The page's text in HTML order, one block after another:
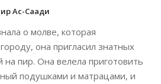
Ас-Саади
о молве, которая
она пригласил знатных
пир. Она велела приготовить
подушками и матрацами, и